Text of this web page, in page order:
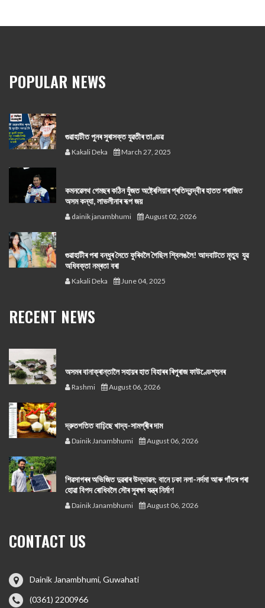
POPULAR NEWS
গুৱাহাটীত পুনৰ সুৰাসক্ত যুৱতীৰ তাণ্ডৱ
Kakali Deka March 27, 2025
কমনৱেলথ গেমছৰ কঠিন যুঁজত অষ্ট্ৰেলিয়াৰ প্ৰতিদ্বন্দ্বীৰ হাতত পৰাজিত
অসম কন্যা, লাভলীনাৰ ৰূপ জয়
dainik janambhumi August 02, 2026
গুৱাহাটীৰ পৰা বন্ধুৰ সৈতে ফুৰিবলৈ গৈছিল শ্বিলঙলৈ! আদবাটতে মৃত্যু যুৱ
অধিবক্তা নম্ৰতা বৰা
Kakali Deka June 04, 2025
RECENT NEWS
অসমৰ বানাক্ৰান্তালৈ সহায়ৰ হাত বিহাৰৰ ৰিপুৰাজ ফাউণ্ডেশ্যনৰ
Rashmi August 06, 2026
দ্রুতগতিত বাঢ়িছে খাদ্য-সামগ্ৰীৰ দাম
Dainik Janambhumi August 06, 2026
শিৱসাগৰৰ অভিজিত দুৱৰাৰ উদ্ভাৱন; বানে ঢকা নলা-নৰ্দমা আৰু গাঁতৰ পৰা
হোৱা বিপদ ৰোধিবলৈ সৌৰ সুৰক্ষা যন্ত্ৰ নিৰ্মাণ
Dainik Janambhumi August 06, 2026
CONTACT US
Dainik Janambhumi, Guwahati
(0361) 2200966